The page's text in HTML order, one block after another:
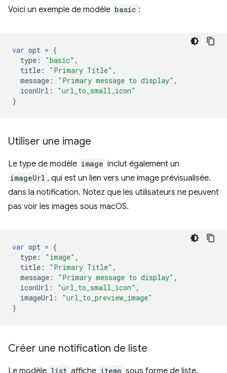
Voici un exemple de modèle basic :
var opt = {
type : "basic" ,
title : "Primary Title" ,
message : "Primary message to display" ,
iconUrl :
"url_to_small_icon"
}
Utiliser une image
Le type de modèle image inclut également un
imageUrl , qui est un lien vers une image prévisualisée.
dans la notification. Notez que les utilisateurs ne peuvent
pas voir les images sous macOS.
var opt = {
type : "image" ,
title : "Primary Title" ,
message : "Primary message to display" ,
iconUrl : "url_to_small_icon" ,
imageUrl :
"url_to_preview_image"
}
Créer une notification de liste
Le modèle list affiche items sous forme de liste.